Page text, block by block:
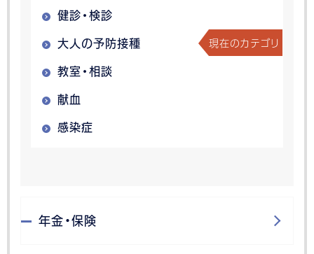
健診・検診
大人の予防接種 現在のカテゴリ
教室・相談
献血
感染症
年金・保険